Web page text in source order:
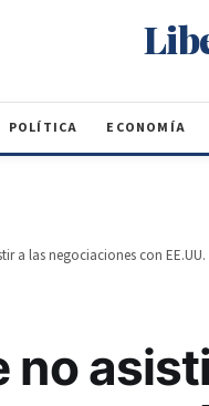
POLÍTICA ECONOMÍA
no